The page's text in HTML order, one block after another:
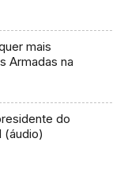
mais
Armadas na
do
(áudio)